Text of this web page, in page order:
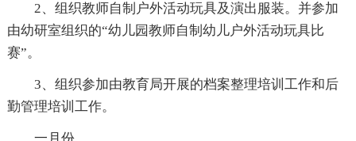
2、组织教师自制户外活动玩具及演出服装。并参加
由幼研室组织的“幼儿园教师自制幼儿户外活动玩具比
赛”。
3、组织参加由教育局开展的档案整理培训工作和后
勤管理培训工作。